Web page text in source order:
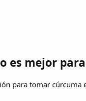
es mejor
para tomar cúrcuma